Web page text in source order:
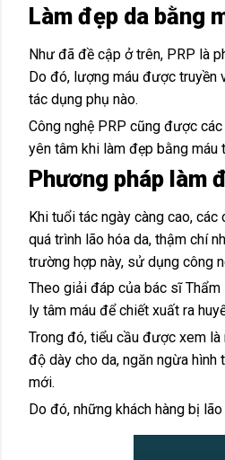
Làm đẹp da bằng
Như đã đề cập ở trên, PRP là
Do đó, lượng máu được truyền
tác dụng phụ nào.
Công nghệ PRP cũng được
yên tâm khi làm đẹp bằng máu
Phương pháp làm
Khi tuổi tác ngày càng cao,
quá trình lão hóa da, thậm chí
trường hợp này, sử dụng công
Theo giải đáp của bác sĩ Thẩm
ly tâm máu để chiết xuất ra
Trong đó, tiểu cầu được xem
độ dày cho da, ngăn ngừa
mới.
Do đó, những khách hàng bị